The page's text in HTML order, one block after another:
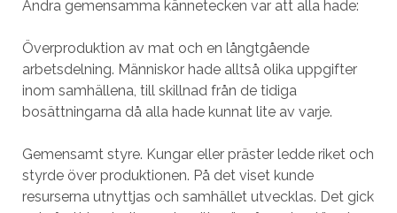
Andra gemensamma kännetecken var att alla hade:
Överproduktion av mat och en långtgående
arbetsdelning. Människor hade alltså olika uppgifter
inom samhällena, till skillnad från de tidiga
bosättningarna då alla hade kunnat lite av varje.
Gemensamt styre. Kungar eller präster ledde riket och
styrde över produktionen. På det viset kunde
resurserna utnyttjas och samhället utvecklas. Det gick